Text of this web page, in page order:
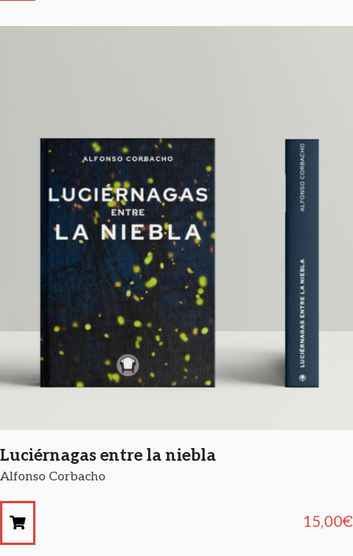
Luciérnagas entre la niebla
Alfonso Corbacho
15,00€